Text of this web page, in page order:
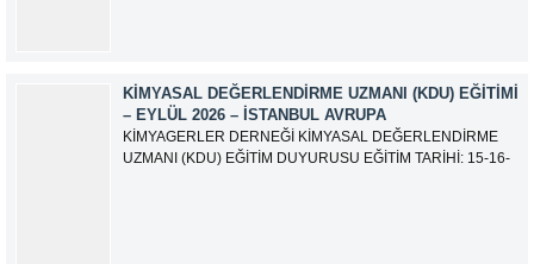
KIMYASAL DEĞERLENDIRME UZMANI (KDU) EĞITIMI
– EYLÜL 2026 – İSTANBUL AVRUPA
KİMYAGERLER DERNEĞİ KİMYASAL DEĞERLENDİRME
UZMANI (KDU) EĞİTİM DUYURUSU EĞİTİM TARİHİ: 15-16-